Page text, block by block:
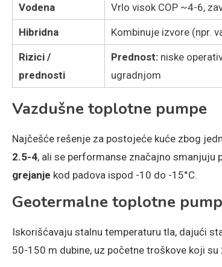
Vodena Vrlo visok COP ~4-6,
Hibridna Kombinuje izvore (npr.
Rizici /
prednosti
Prednost: niske
ugradnjom
Vazdušne toplotne pumpe
Najčešće rešenje za postojeće kuće zbog
2.5-4, ali se performanse značajno
grejanje kod padova ispod -10 do -15°C.
Geotermalne toplotne
Iskorišćavaju stalnu temperaturu tla, dajući
50-150 m dubine, uz početne troškove koji